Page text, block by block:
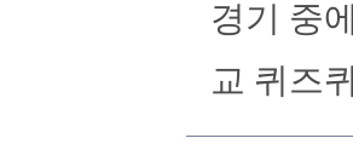
경기 중
교 퀴즈